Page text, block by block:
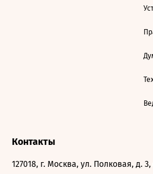
Контакты
127018, г. Москва, ул. Полковая, д. 3,